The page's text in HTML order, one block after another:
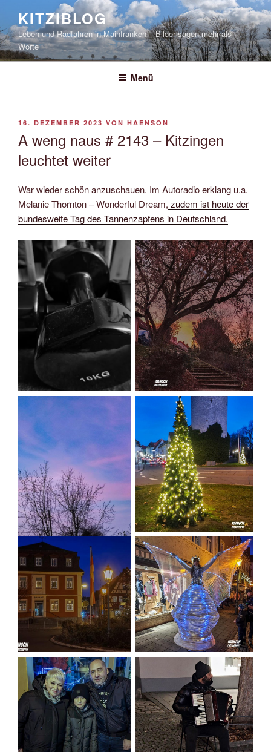
springen
KITZIBLOG
Leben und Radfahren in Mainfranken – Bilder sagen mehr als
Worte
Menü
VERÖFFENTLICHT
16. DEZEMBER 2023 VON HAENSON
A weng naus # 2143 – Kitzingen
leuchtet weiter
War wieder schön anzuschauen. Im Autoradio erklang u.a.
Melanie Thornton – Wonderful Dream, zudem ist heute der
bundesweite Tag des Tannenzapfens in Deutschland.